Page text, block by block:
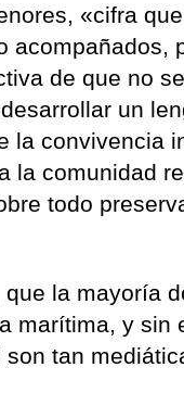
«cifra
acompañados,
de que no
un
la convivencia
la comunidad
todo
la mayoría
marítima, y sin
tan